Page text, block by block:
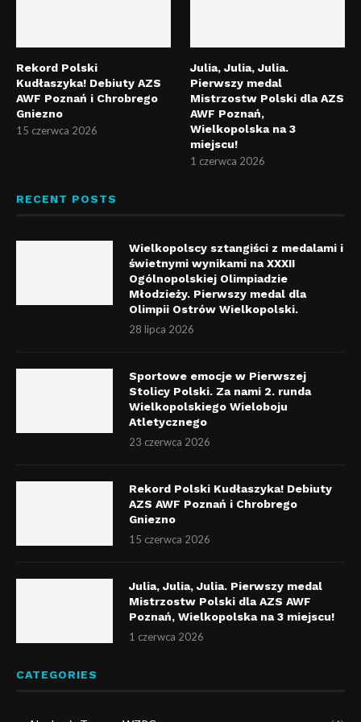
Rekord Polski
Kudłaszyka! Debiuty AZS
AWF Poznań i Chrobrego
Gniezno
15 czerwca 2026
Julia, Julia, Julia.
Pierwszy medal
Mistrzostw Polski dla AZS
AWF Poznań,
Wielkopolska na 3
miejscu!
1 czerwca 2026
RECENT POSTS
Wielkopolscy sztangiści z medalami i
świetnymi wynikami na XXXII
Ogólnopolskiej Olimpiadzie
Młodzieży. Pierwszy medal dla
Olimpii Ostrów Wielkopolski.
28 lipca 2026
Sportowe emocje w Pierwszej
Stolicy Polski. Za nami 2. runda
Wielkopolskiego Wieloboju
Atletycznego
23 czerwca 2026
Rekord Polski Kudłaszyka! Debiuty
AZS AWF Poznań i Chrobrego
Gniezno
15 czerwca 2026
Julia, Julia, Julia. Pierwszy medal
Mistrzostw Polski dla AZS AWF
Poznań, Wielkopolska na 3 miejscu!
1 czerwca 2026
CATEGORIES